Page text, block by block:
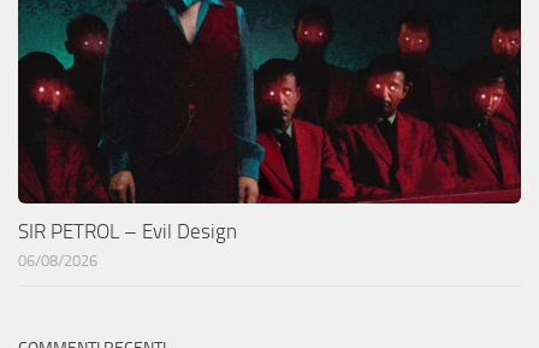
SIR PETROL – Evil Design
06/08/2026